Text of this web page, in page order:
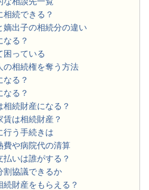
続できる？
嫡出子の相続分の違い
なる？
困っている
の相続権を奪う方法
なる？
なる？
続財産になる？
は相続財産？
行う手続きは
費や病院代の清算
いは誰がする？
割協議できるか
財産をもらえる？